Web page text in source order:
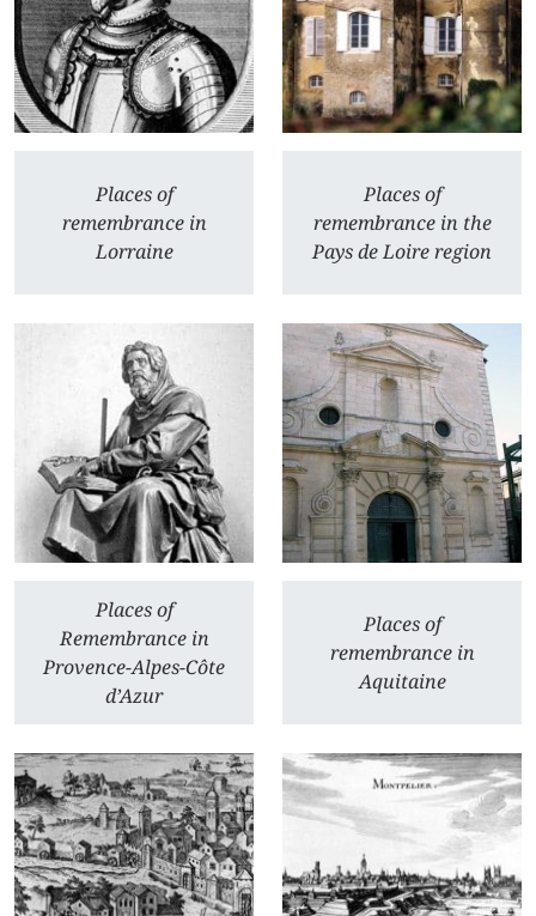
Places of
remembrance in
Lorraine
Places of
remembrance in the
Pays de Loire region
Places of
Remembrance in
Provence-Alpes-Côte
d’Azur
Places of
remembrance in
Aquitaine